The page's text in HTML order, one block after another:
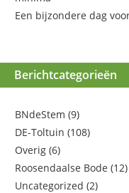
Een bijzondere dag
Berichtcategorieën
BNdeStem (9)
DE-Toltuin (108)
Overig (6)
Roosendaalse Bode (12)
Uncategorized (2)